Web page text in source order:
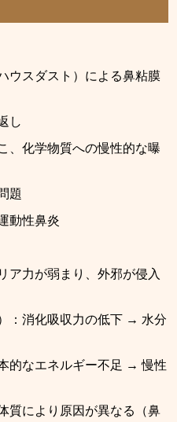
ウスダスト）による鼻粘膜
し
、化学物質への慢性的な曝
題
動性鼻炎
ア力が弱まり、外邪が侵入
：消化吸収力の低下 → 水分
的なエネルギー不足 → 慢性
質により原因が異なる（鼻